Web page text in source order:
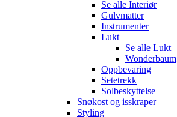
Se alle Interiør
Gulvmatter
Instrumenter
Lukt
Se alle Lukt
Wonderbaum
Oppbevaring
Setetrekk
Solbeskyttelse
Snøkost og isskraper
Styling